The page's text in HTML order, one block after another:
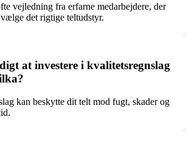
vejledning fra erfarne medarbejdere, der
det rigtige teltudstyr.
at investere i kvalitetsregnslag
kan beskytte dit telt mod fugt, skader og